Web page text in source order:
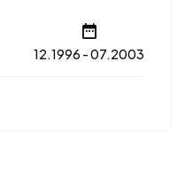
12.1996 - 07.2003